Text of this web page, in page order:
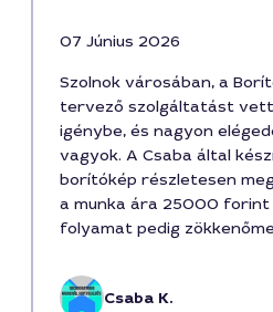
07 Június 2026
Szolnok városában, a
tervező szolgáltatást
igénybe, és nagyon
vagyok. A Csaba által
borítókép részletesen
a munka ára 25000 forint
folyamat pedig
igényeimet, és a hosszú
kampányomhoz tökéletes
Csaba K.